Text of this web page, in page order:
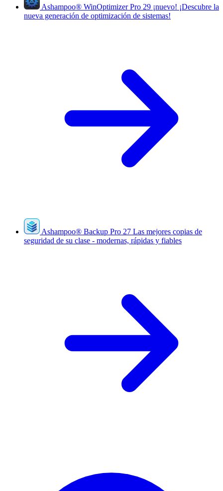
Ashampoo® WinOptimizer Pro 29 ¡nuevo! ¡Descubre la
nueva generación de optimización de sistemas!
Ashampoo® Backup Pro 27 Las mejores copias de
seguridad de su clase - modernas, rápidas y fiables